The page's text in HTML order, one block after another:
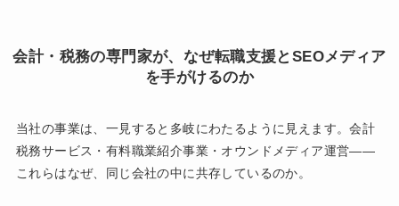
会計・税務の専門家が、なぜ転職支援とSEOメディア
を手がけるのか
当社の事業は、一見すると多岐にわたるように見えます。会計
税務サービス・有料職業紹介事業・オウンドメディア運営——
これらはなぜ、同じ会社の中に共存しているのか。